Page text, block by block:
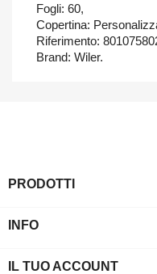
Fogli: 60,
Copertina:
Riferimento:
Brand: Wiler.
PRODOTTI
INFO
IL TUO ACCOUNT